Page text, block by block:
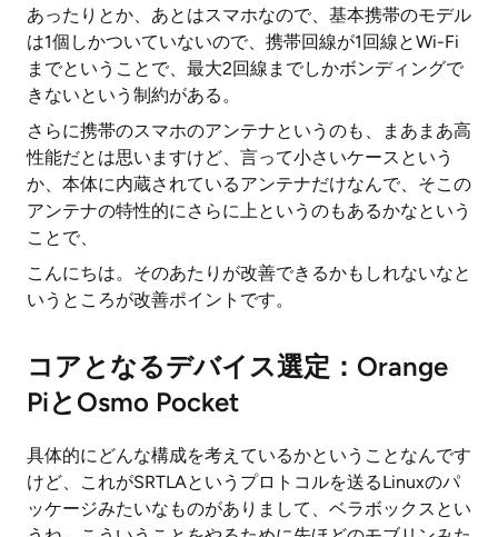
あったりとか、あとはスマホなので、基本携帯のモデル
は1個しかついていないので、携帯回線が1回線とWi-Fi
までということで、最大2回線までしかボンディングで
きないという制約がある。
さらに携帯のスマホのアンテナというのも、まあまあ高
性能だとは思いますけど、言って小さいケースという
か、本体に内蔵されているアンテナだけなんで、そこの
アンテナの特性的にさらに上というのもあるかなという
ことで、
こんにちは。そのあたりが改善できるかもしれないなと
いうところが改善ポイントです。
コアとなるデバイス選定：Orange
PiとOsmo Pocket
具体的にどんな構成を考えているかということなんです
けど、これがSRTLAというプロトコルを送るLinuxのパ
ッケージみたいなものがありまして、ベラボックスとい